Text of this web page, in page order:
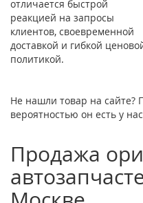
отличается быстрой
реакцией на запросы
клиентов, своевременной
доставкой и гибкой
политикой.
Не нашли товар на сайте?
вероятностью он есть у
Продажа